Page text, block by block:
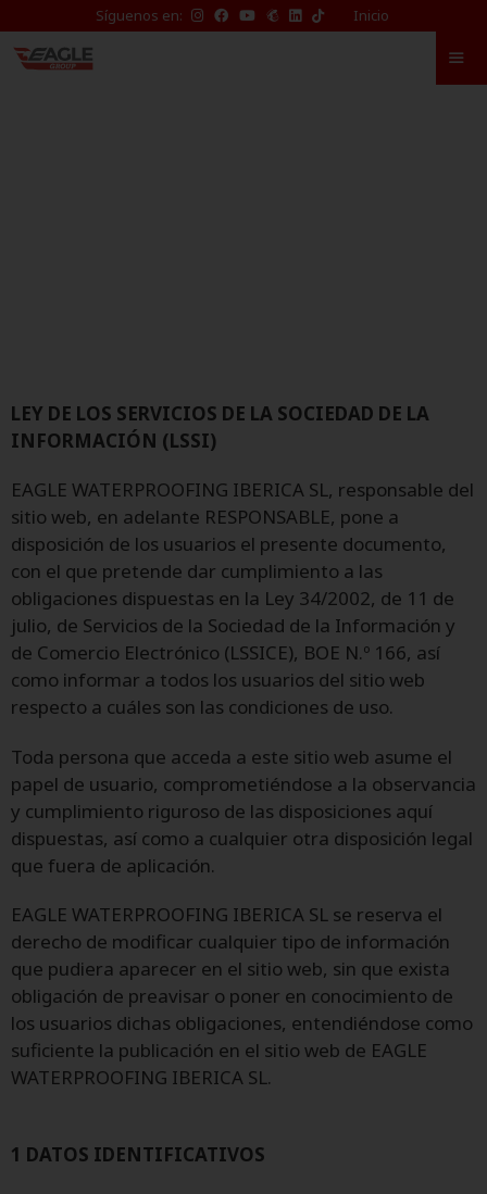
Síguenos en:
TikTok
de
Inicio
LEY DE LOS SERVICIOS DE LA SOCIEDAD DE LA
INFORMACIÓN (LSSI)
EAGLE WATERPROOFING IBERICA SL, responsable del
sitio web, en adelante RESPONSABLE, pone a
disposición de los usuarios el presente documento,
con el que pretende dar cumplimiento a las
obligaciones dispuestas en la Ley 34/2002, de 11 de
julio, de Servicios de la Sociedad de la Información y
de Comercio Electrónico (LSSICE), BOE N.º 166, así
como informar a todos los usuarios del sitio web
respecto a cuáles son las condiciones de uso.
Toda persona que acceda a este sitio web asume el
papel de usuario, comprometiéndose a la observancia
y cumplimiento riguroso de las disposiciones aquí
dispuestas, así como a cualquier otra disposición legal
que fuera de aplicación.
EAGLE WATERPROOFING IBERICA SL se reserva el
derecho de modificar cualquier tipo de información
que pudiera aparecer en el sitio web, sin que exista
obligación de preavisar o poner en conocimiento de
los usuarios dichas obligaciones, entendiéndose como
suficiente la publicación en el sitio web de EAGLE
WATERPROOFING IBERICA SL.
1 DATOS IDENTIFICATIVOS